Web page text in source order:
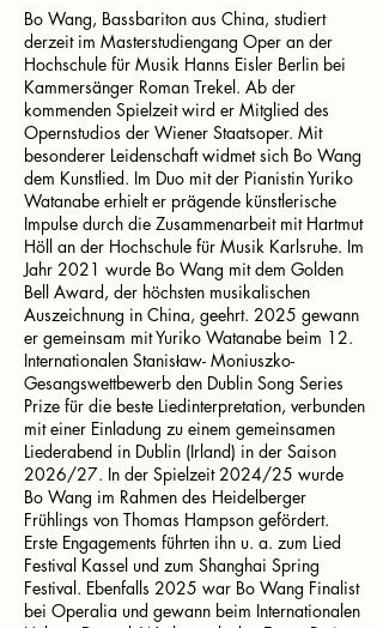
Bo Wang, Bassbariton aus China, studiert
derzeit im Masterstudiengang Oper an der
Hochschule für Musik Hanns Eisler Berlin bei
Kammersänger Roman Trekel. Ab der
kommenden Spielzeit wird er Mitglied des
Opernstudios der Wiener Staatsoper. Mit
besonderer Leidenschaft widmet sich Bo Wang
dem Kunstlied. Im Duo mit der Pianistin Yuriko
Watanabe erhielt er prägende künstlerische
Impulse durch die Zusammenarbeit mit Hartmut
Höll an der Hochschule für Musik Karlsruhe. Im
Jahr 2021 wurde Bo Wang mit dem Golden
Bell Award, der höchsten musikalischen
Auszeichnung in China, geehrt. 2025 gewann
er gemeinsam mit Yuriko Watanabe beim 12.
Internationalen Stanisław- Moniuszko-
Gesangswettbewerb den Dublin Song Series
Prize für die beste Liedinterpretation, verbunden
mit einer Einladung zu einem gemeinsamen
Liederabend in Dublin (Irland) in der Saison
2026/27. In der Spielzeit 2024/25 wurde
Bo Wang im Rahmen des Heidelberger
Frühlings von Thomas Hampson gefördert.
Erste Engagements führten ihn u. a. zum Lied
Festival Kassel und zum Shanghai Spring
Festival. Ebenfalls 2025 war Bo Wang Finalist
bei Operalia und gewann beim Internationalen